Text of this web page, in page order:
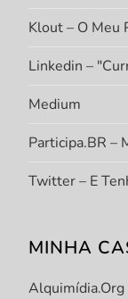
Klout – O Meu
Linkedin –
Medium
Participa.BR –
Twitter – E
MINHA
Alquimídia.org